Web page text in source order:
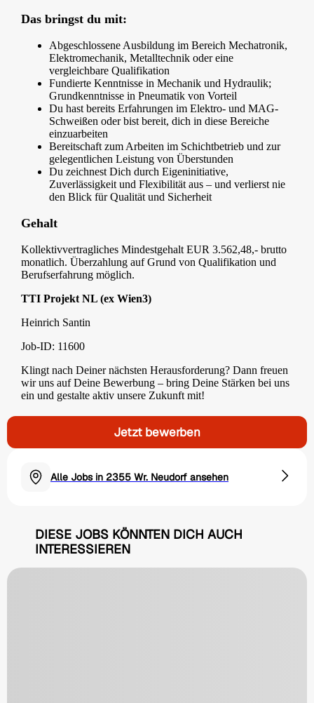
Das bringst du mit:
Abgeschlossene Ausbildung im Bereich Mechatronik,
Elektromechanik, Metalltechnik oder eine
vergleichbare Qualifikation
Fundierte Kenntnisse in Mechanik und Hydraulik;
Grundkenntnisse in Pneumatik von Vorteil
Du hast bereits Erfahrungen im Elektro- und MAG-
Schweißen oder bist bereit, dich in diese Bereiche
einzuarbeiten
Bereitschaft zum Arbeiten im Schichtbetrieb und zur
gelegentlichen Leistung von Überstunden
Du zeichnest Dich durch Eigeninitiative,
Zuverlässigkeit und Flexibilität aus – und verlierst nie
den Blick für Qualität und Sicherheit
Gehalt
Kollektivvertragliches Mindestgehalt EUR 3.562,48,- brutto
monatlich. Überzahlung auf Grund von Qualifikation und
Berufserfahrung möglich.
TTI Projekt NL (ex Wien3)
Heinrich Santin
Job-ID: 11600
Klingt nach Deiner nächsten Herausforderung? Dann freuen
wir uns auf Deine Bewerbung – bring Deine Stärken bei uns
ein und gestalte aktiv unsere Zukunft mit!
Jetzt bewerben
Alle Jobs in 2355 Wr. Neudorf ansehen
DIESE JOBS KÖNNTEN DICH AUCH
INTERESSIEREN